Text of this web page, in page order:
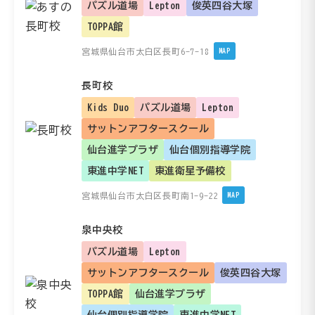
パズル道場 Lepton 俊英四谷大塚
TOPPA館
宮城県仙台市太白区長町6-7-18 MAP
長町校
Kids Duo パズル道場 Lepton
サットンアフタースクール
仙台進学プラザ 仙台個別指導学院
東進中学NET 東進衛星予備校
宮城県仙台市太白区長町南1-9-22 MAP
泉中央校
パズル道場 Lepton
サットンアフタースクール 俊英四谷大塚
TOPPA館 仙台進学プラザ